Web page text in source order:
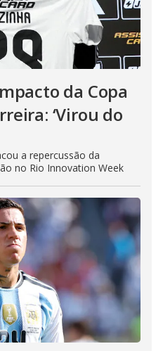
da Copa
‘Virou do
a repercussão da
no Rio Innovation Week